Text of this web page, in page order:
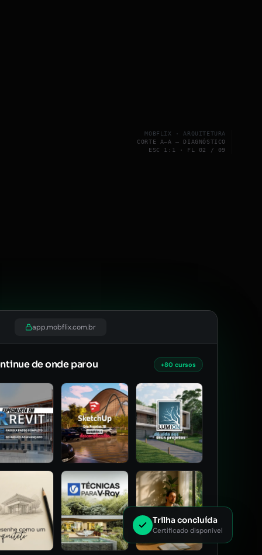
MOBFLIX · ARQUITETURA
CORTE A–A — DIAGNÓSTICO
ESC 1:1 · FL 02 / 09
app.mobflix.com.br
de onde parou +80 cursos
Trilha concluída
Certificado disponível